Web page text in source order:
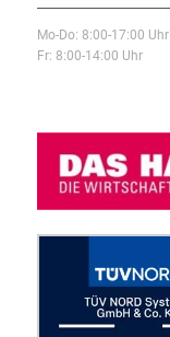
Mo-Do: 8:00-17:00 Uhr
Fr: 8:00-14:00 Uhr